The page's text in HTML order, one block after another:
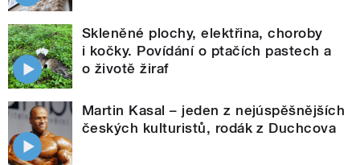
Skleněné plochy, elektřina, choroby
i kočky. Povídání o ptačích pastech a
o životě žiraf
Martin Kasal – jeden z nejúspěšnějších
českých kulturistů, rodák z Duchcova